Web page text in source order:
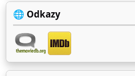
🌐 Odkazy